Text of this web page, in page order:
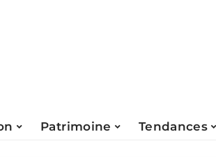
Patrimoine Tendances